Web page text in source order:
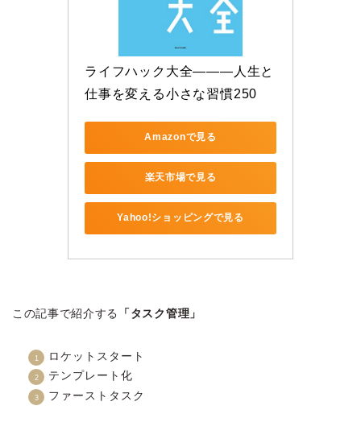
ライフハック大全―――人生と
仕事を変える小さな習慣250
Amazonで見る
楽天市場で見る
Yahoo!ショッピングで見る
この記事で紹介する 「タスク管理」
ロケットスタート
テンプレート化
ファーストタスク